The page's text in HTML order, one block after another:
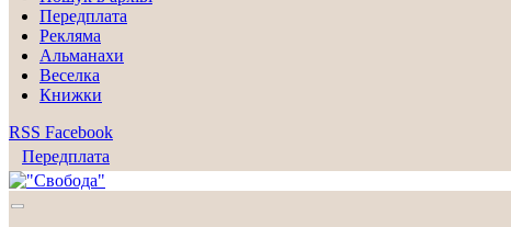
Передплата
Рекляма
Альманахи
Веселка
Книжки
RSS Facebook
Передплата